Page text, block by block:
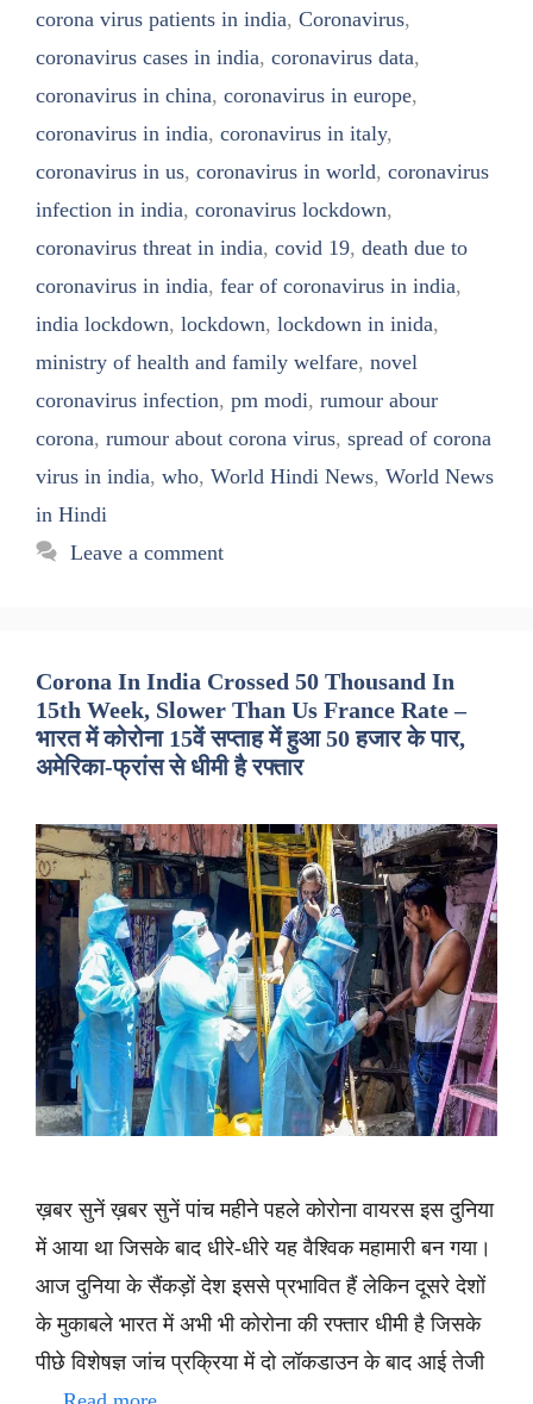
corona virus patients in india, Coronavirus,
coronavirus cases in india, coronavirus data,
coronavirus in china, coronavirus in europe,
coronavirus in india, coronavirus in italy,
coronavirus in us, coronavirus in world, coronavirus
infection in india, coronavirus lockdown,
coronavirus threat in india, covid 19, death due to
coronavirus in india, fear of coronavirus in india,
india lockdown, lockdown, lockdown in inida,
ministry of health and family welfare, novel
coronavirus infection, pm modi, rumour abour
corona, rumour about corona virus, spread of corona
virus in india, who, World Hindi News, World News
in Hindi
Leave a comment
Corona In India Crossed 50 Thousand In
15th Week, Slower Than Us France Rate –
भारत में कोरोना 15वें सप्ताह में हुआ 50 हजार के पार,
अमेरिका-फ्रांस से धीमी है रफ्तार
ख़बर सुनें ख़बर सुनें पांच महीने पहले कोरोना वायरस इस दुनिया
में आया था जिसके बाद धीरे-धीरे यह वैश्विक महामारी बन गया।
आज दुनिया के सैंकड़ों देश इससे प्रभावित हैं लेकिन दूसरे देशों
के मुकाबले भारत में अभी भी कोरोना की रफ्तार धीमी है जिसके
पीछे विशेषज्ञ जांच प्रक्रिया में दो लॉकडाउन के बाद आई तेजी